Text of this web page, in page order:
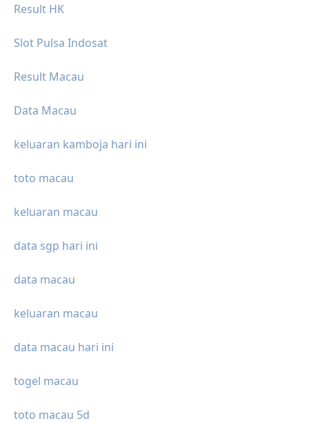
Result HK
Slot Pulsa Indosat
Result Macau
Data Macau
keluaran kamboja hari ini
toto macau
keluaran macau
data sgp hari ini
data macau
keluaran macau
data macau hari ini
togel macau
toto macau 5d